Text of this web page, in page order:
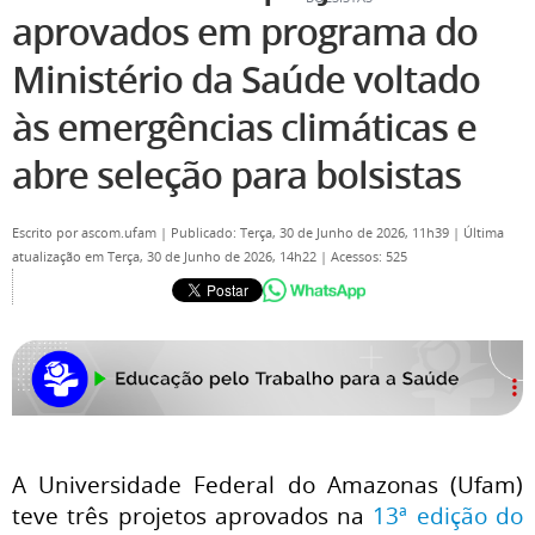
aprovados em programa do
Ministério da Saúde voltado
às emergências climáticas e
abre seleção para bolsistas
Escrito porascom.ufam | Publicado: Terça, 30 de Junho de 2026, 11h39 | Última
atualização em Terça, 30 de Junho de 2026, 14h22 | Acessos: 525
A Universidade Federal do Amazonas (Ufam)
teve três projetos aprovados na 13ª edição do